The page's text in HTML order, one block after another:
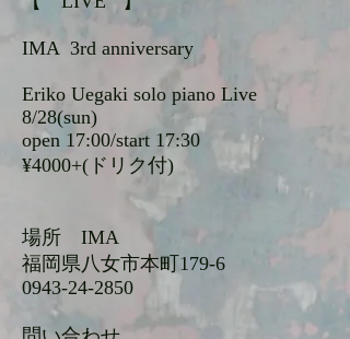
IMA 3rd anniversary
Eriko Uegaki solo piano Live
8/28(sun)
open 17:00/start 17:30
¥4000+(ドリク付)
場所 IMA
福岡県八女市本町179-6
0943-24-2850